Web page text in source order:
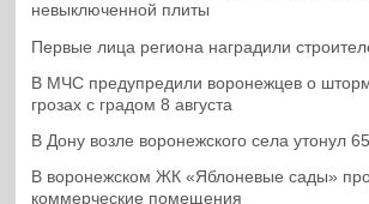
невыключенной плиты
Первые лица региона наградили
В МЧС предупредили воронежцев о
грозах с градом 8 августа
В Дону возле воронежского села утонул
В воронежском ЖК «Яблоневые сады»
коммерческие помещения